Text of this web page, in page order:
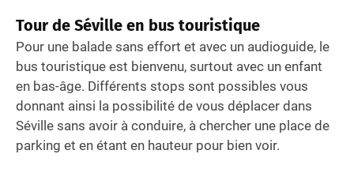
Tour de Séville en bus touristique
Pour une balade sans effort et avec un audioguide, le
bus touristique est bienvenu, surtout avec un enfant
en bas-âge. Différents stops sont possibles vous
donnant ainsi la possibilité de vous déplacer dans
Séville sans avoir à conduire, à chercher une place de
parking et en étant en hauteur pour bien voir.